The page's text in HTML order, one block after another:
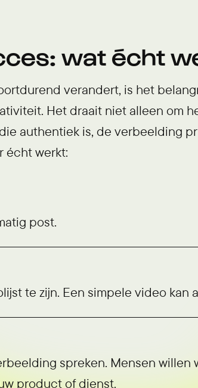
wat écht
verandert, is het
Het draait niet alleen om
authentiek is, de verbeelding
écht werkt:
post.
te zijn. Een simpele video kan
spreken. Mensen willen
product of dienst.